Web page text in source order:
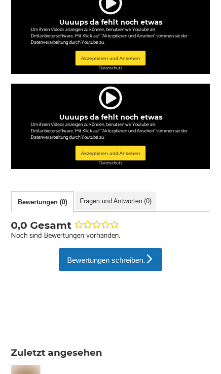
Uuuups da fehlt noch etwas
Um ihnen Videos anzeigen zu können, benutzen wir Youtube als
Drittanbietersoftware. Mit Klick auf "Aktezptieren und Ansehen" stimmen sie der
Datenverarbeitung durch Youtube zu.
Akzeptieren und Ansehen
Datenschutz
Uuuups da fehlt noch etwas
Um ihnen Videos anzeigen zu können, benutzen wir Youtube als
Drittanbietersoftware. Mit Klick auf "Aktezptieren und Ansehen" stimmen sie der
Datenverarbeitung durch Youtube zu.
Akzeptieren und Ansehen
Datenschutz
Bewertungen (0) Fragen und Antworten (0)
0,0 Gesamt
Noch sind Bewertungen vorhanden.
Bewertungen schreiben.
Zuletzt angesehen